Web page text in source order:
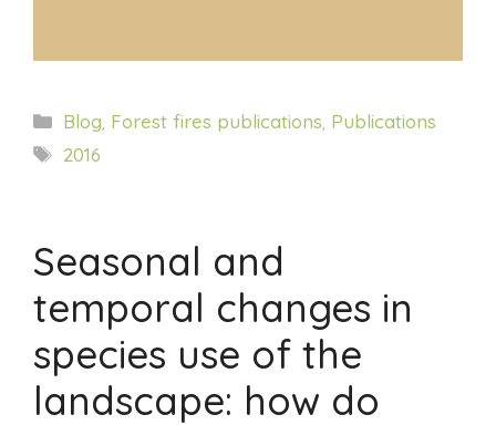
Categorías
Blog, Forest fires publications, Publications
Etiquetas
2016
Seasonal and
temporal changes in
species use of the
landscape: how do